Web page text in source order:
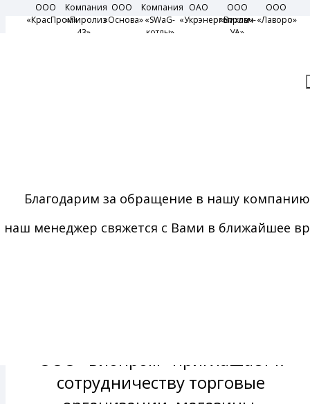
ООО
«КрасПром»
Компания
«Пиролиз
43»
ООО
«Основа»
Компания
«SWaG-
котлы»
ОАО
«Укрэнергопром»
ООО
«Вихлач-
УА»
ООО
«Лаворо»
украинского производителя —
Биопром
ООО «Биопром» приглашает к
сотрудничеству торговые
ОТПРАВИТЬ
Благодарим за обращение в нашу
наш менеджер свяжется с Вами в ближайшее